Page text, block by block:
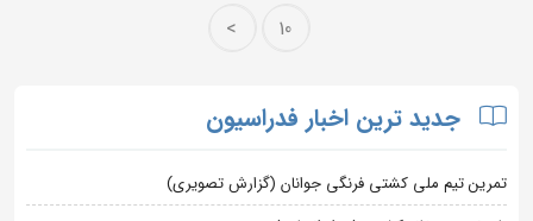
10
>
جدید ترین اخبار فدراسیون
تمرین تیم ملی کشتی فرنگی جوانان (گزارش تصویری)